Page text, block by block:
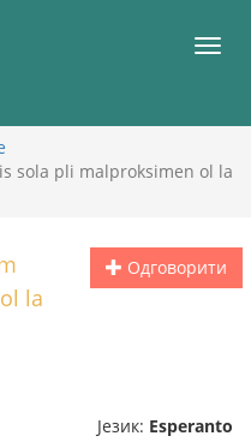
sola pli malproksimen ol la
Одговорити
la
Језик: Esperanto